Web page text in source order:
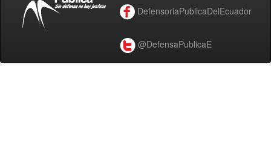
DefensoriaPublicaDelEcuador
@DefensaPublicaE